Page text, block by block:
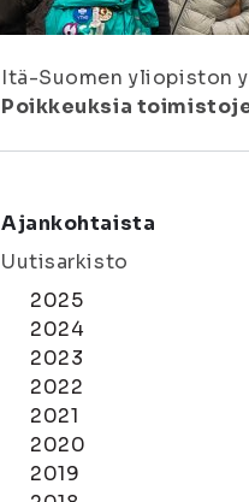
Itä-Suomen yliopiston
Poikkeuksia
Ajankohtaista
Uutisarkisto
2025
2024
2023
2022
2021
2020
2019